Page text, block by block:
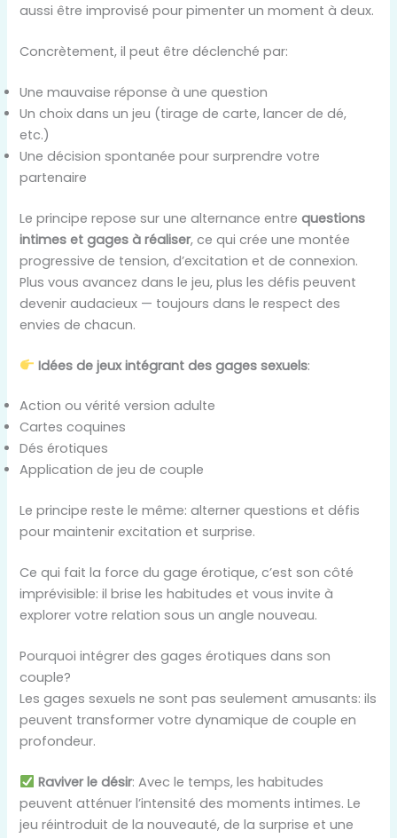
aussi être improvisé pour pimenter un moment à deux.
Concrètement, il peut être déclenché par:
Une mauvaise réponse à une question
Un choix dans un jeu (tirage de carte, lancer de dé,
etc.)
Une décision spontanée pour surprendre votre
partenaire
Le principe repose sur une alternance entrequestions
intimes et gages à réaliser, ce qui crée une montée
progressive de tension, d’excitation et de connexion.
Plus vous avancez dans le jeu, plus les défis peuvent
devenir audacieux — toujours dans le respect des
envies de chacun.
Idées de jeux intégrant des gages sexuels:
Action ou vérité version adulte
Cartes coquines
Dés érotiques
Application de jeu de couple
Le principe reste le même: alterner questions et défis
pour maintenir excitation et surprise.
Ce qui fait la force du gage érotique, c’est son côté
imprévisible: il brise les habitudes et vous invite à
explorer votre relation sous un angle nouveau.
Pourquoi intégrer des gages érotiques dans son
couple?
Les gages sexuels ne sont pas seulement amusants: ils
peuvent transformer votre dynamique de couple en
profondeur.
Raviver le désir: Avec le temps, les habitudes
peuvent atténuer l’intensité des moments intimes. Le
jeu réintroduit de la nouveauté, de la surprise et une